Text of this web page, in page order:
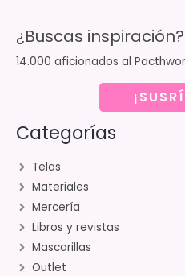
¿Buscas inspiración?
14.000 aficionados al
Categorías
Telas
Materiales
Mercería
Libros y revistas
Mascarillas
Outlet